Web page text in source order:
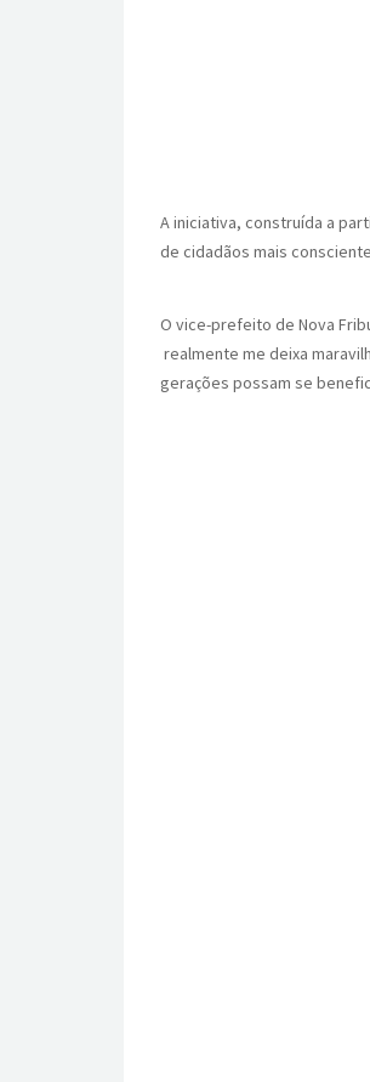
A iniciativa, construída a
de cidadãos mais
O vice-prefeito de Nova
realmente me deixa
gerações possam se